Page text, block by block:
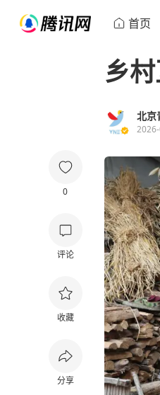
首页
0
评论
收藏
分享
乡
北京